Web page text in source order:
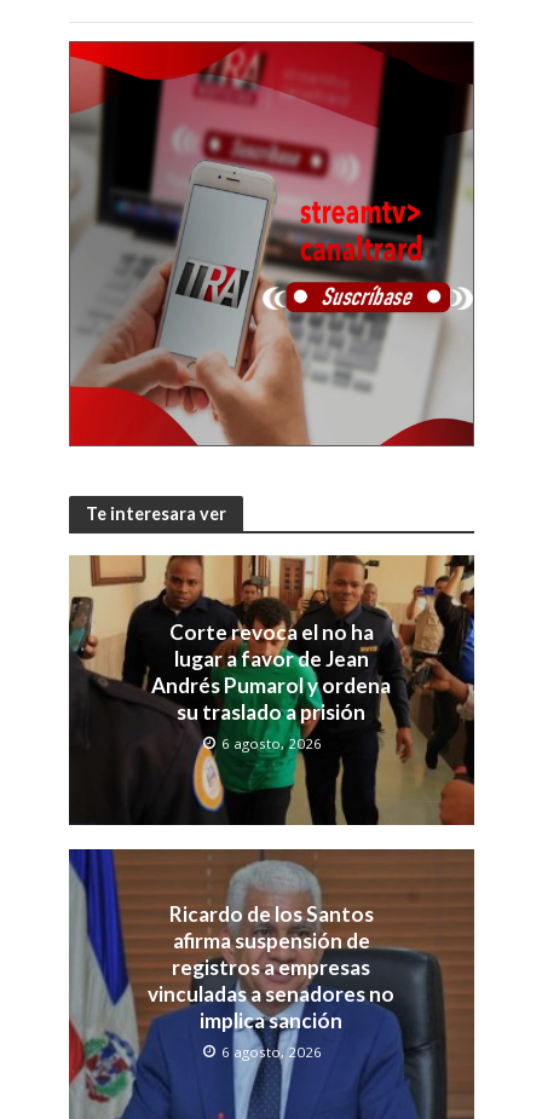
Te interesara ver
Corte revoca el no ha
lugar a favor de Jean
Andrés Pumarol y ordena
su traslado a prisión
6 agosto, 2026
Ricardo de los Santos
afirma suspensión de
registros a empresas
vinculadas a senadores no
implica sanción
6 agosto, 2026